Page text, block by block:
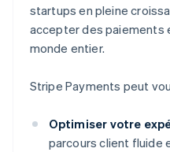
startups en pleine
accepter des paiements
monde entier.
Stripe Payments peut
Optimiser votre
parcours client fluide